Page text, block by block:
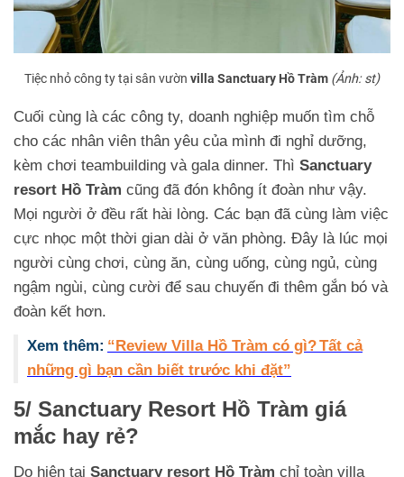
Tiệc nhỏ công ty tại sân vườn villa Sanctuary Hồ Tràm (Ảnh: st)
Cuối cùng là các công ty, doanh nghiệp muốn tìm chỗ
cho các nhân viên thân yêu của mình đi nghỉ dưỡng,
kèm chơi teambuilding và gala dinner. Thì Sanctuary
resort Hồ Tràm cũng đã đón không ít đoàn như vậy.
Mọi người ở đều rất hài lòng. Các bạn đã cùng làm việc
cực nhọc một thời gian dài ở văn phòng. Đây là lúc mọi
người cùng chơi, cùng ăn, cùng uống, cùng ngủ, cùng
ngậm ngùi, cùng cười để sau chuyến đi thêm gắn bó và
đoàn kết hơn.
Xem thêm: “Review Villa Hồ Tràm có gì?Tất cả
những gì bạn cần biết trước khi đặt”
5/ Sanctuary Resort Hồ Tràm giá
mắc hay rẻ?
Do hiện tại Sanctuary resort Hồ Tràm chỉ toàn villa